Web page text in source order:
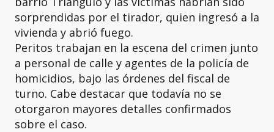
sorprendidas por el tirador, quien ingresó a la
vivienda y abrió fuego.
Peritos trabajan en la escena del crimen junto
a personal de calle y agentes de la policía de
homicidios, bajo las órdenes del fiscal de
turno. Cabe destacar que todavía no se
otorgaron mayores detalles confirmados
sobre el caso.